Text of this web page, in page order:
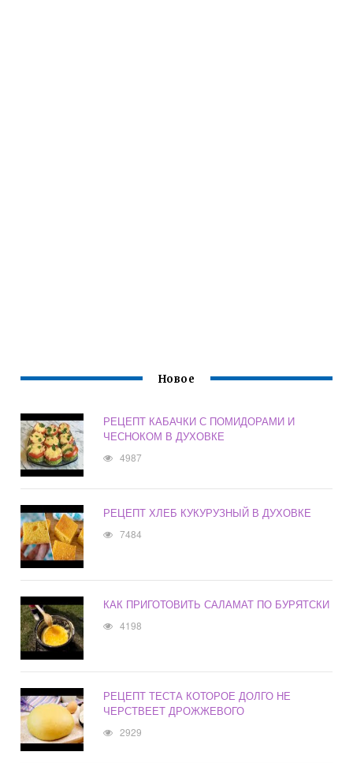
Новое
РЕЦЕПТ КАБАЧКИ С ПОМИДОРАМИ И
ЧЕСНОКОМ В ДУХОВКЕ
4987
РЕЦЕПТ ХЛЕБ КУКУРУЗНЫЙ В ДУХОВКЕ
7484
КАК ПРИГОТОВИТЬ САЛАМАТ ПО БУРЯТСКИ
4198
РЕЦЕПТ ТЕСТА КОТОРОЕ ДОЛГО НЕ
ЧЕРСТВЕЕТ ДРОЖЖЕВОГО
2929